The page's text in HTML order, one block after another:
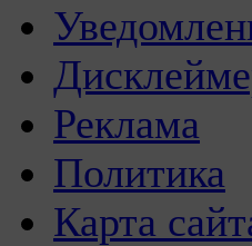
Реклама
Политика
Карта